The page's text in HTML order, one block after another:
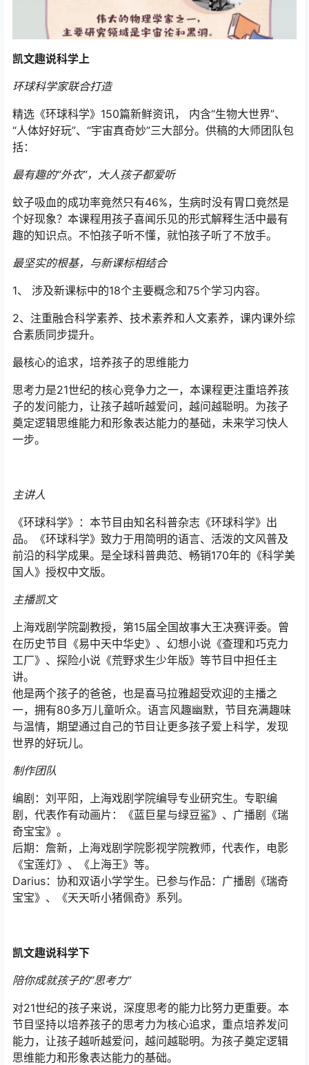
凯文趣说科学上
环球科学家联合打造
精选《环球科学》150篇新鲜资讯， 内含“生物大世界”、
“人体好好玩”、“宇宙真奇妙”三大部分。供稿的大师团队包
括：
最有趣的“外衣”，大人孩子都爱听
蚊子吸血的成功率竟然只有46%，生病时没有胃口竟然是
个好现象？本课程用孩子喜闻乐见的形式解释生活中最有
趣的知识点。不怕孩子听不懂，就怕孩子听了不放手。
最坚实的根基，与新课标相结合
1、 涉及新课标中的18个主要概念和75个学习内容。
2、注重融合科学素养、技术素养和人文素养，课内课外综
合素质同步提升。
最核心的追求，培养孩子的思维能力
思考力是21世纪的核心竞争力之一，本课程更注重培养孩
子的发问能力，让孩子越听越爱问，越问越聪明。为孩子
奠定逻辑思维能力和形象表达能力的基础，未来学习快人
一步。
主讲人
《环球科学》：本节目由知名科普杂志《环球科学》出
品。《环球科学》致力于用简明的语言、活泼的文风普及
前沿的科学成果。是全球科普典范、畅销170年的《科学美
国人》授权中文版。
主播凯文
上海戏剧学院副教授，第15届全国故事大王决赛评委。曾
在历史节目《易中天中华史》、幻想小说《查理和巧克力
工厂》、探险小说《荒野求生少年版》等节目中担任主
讲。
他是两个孩子的爸爸，也是喜马拉雅超受欢迎的主播之
一，拥有80多万儿童听众。语言风趣幽默，节目充满趣味
与温情，期望通过自己的节目让更多孩子爱上科学，发现
世界的好玩儿。
制作团队
编剧：刘平阳，上海戏剧学院编导专业研究生。专职编
剧，代表作有动画片：《蓝巨星与绿豆鲨》、广播剧《瑞
奇宝宝》。
后期：詹新，上海戏剧学院影视学院教师，代表作，电影
《宝莲灯》、《上海王》等。
Darius：协和双语小学学生。已参与作品：广播剧《瑞奇
宝宝》、《天天听小猪佩奇》系列。
凯文趣说科学下
陪你成就孩子的“思考力”
对21世纪的孩子来说，深度思考的能力比努力更重要。本
节目坚持以培养孩子的思考力为核心追求，重点培养发问
能力，让孩子越听越爱问，越问越聪明。为孩子奠定逻辑
思维能力和形象表达能力的基础。